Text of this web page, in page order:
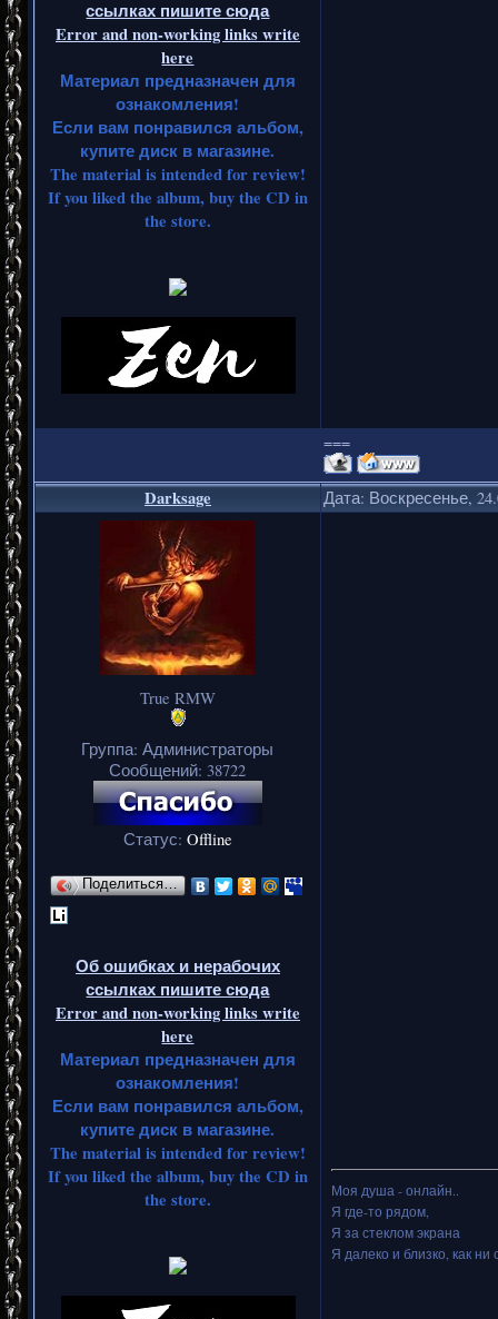
ссылках пишите сюда
Error and non-working links write
here
Материал предназначен для
ознакомления!
Если вам понравился альбом,
купите диск в магазине.
The material is intended for review!
If you liked the album, buy the CD in
the store.
===
Darksage Дата: Воскресенье,
True RMW
Группа: Администраторы
Сообщений: 38722
Статус: Offline
Поделиться…
Об ошибках и нерабочих
ссылках пишите сюда
Error and non-working links write
here
Материал предназначен для
ознакомления!
Если вам понравился альбом,
купите диск в магазине.
The material is intended for review!
If you liked the album, buy the CD in
the store.
Моя душа - онлайн..
Я где-то рядом,
Я за стеклом экрана
Я далеко и близко, как ни